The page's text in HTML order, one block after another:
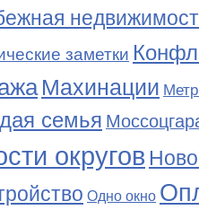
заметки
Махинации
семья
округов
Одно окно